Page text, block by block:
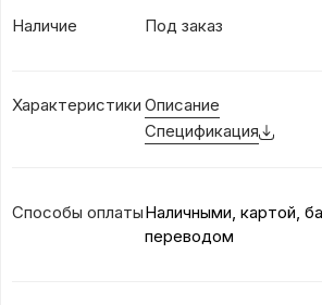
Наличие Под заказ
Характеристики Описание
Спецификация
Способы оплатыНаличными, картой,
переводом